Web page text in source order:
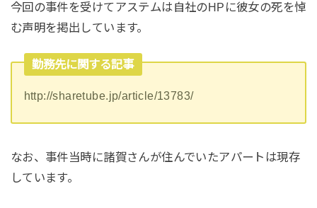
今回の事件を受けてアステムは自社のHPに彼女の死を悼
む声明を掲出しています。
勤務先に関する記事
http://sharetube.jp/article/13783/
なお、事件当時に諸賀さんが住んでいたアパートは現存
しています。